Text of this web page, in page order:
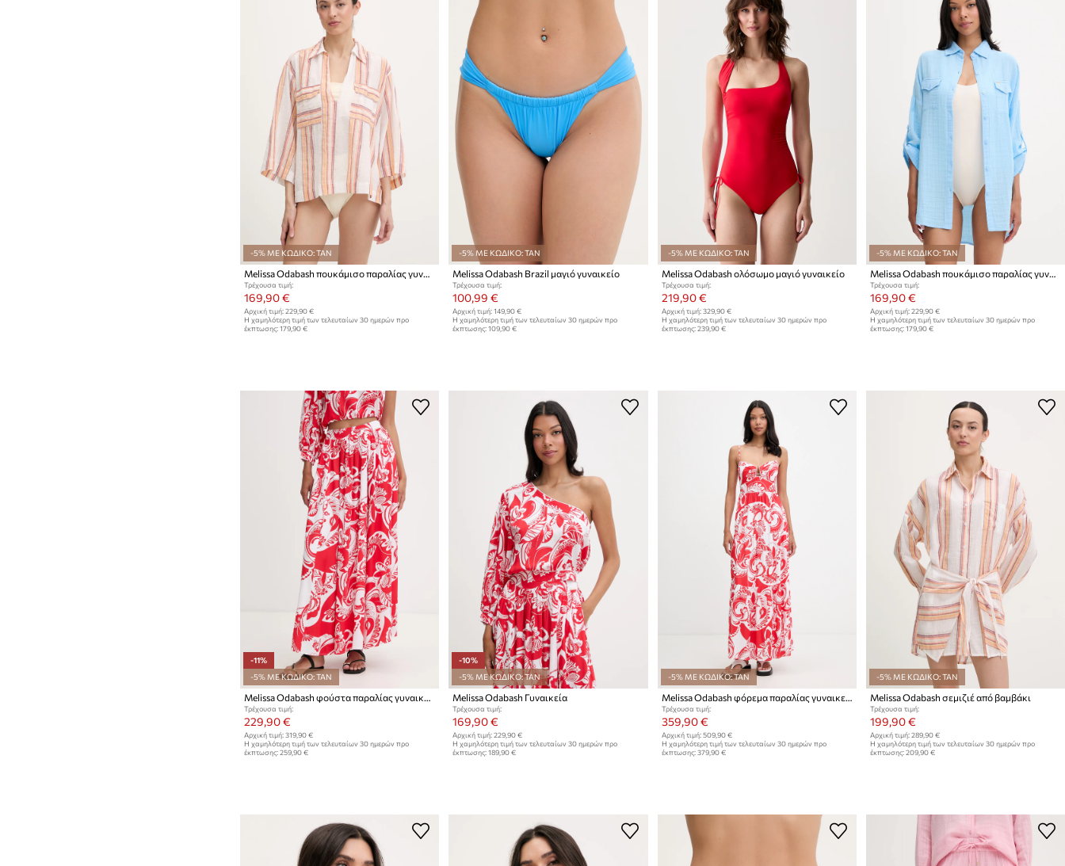
-5% ΜΕ ΚΩΔΙΚΟ: TAN
Τρέχουσα τιμή:
169,90 €
Αρχική τιμή: 229,90 €
Η χαμηλότερη τιμή των τελευταίων 30 ημερών προ
έκπτωσης: 179,90 €
-5% ΜΕ ΚΩΔΙΚΟ: TAN
Melissa Odabash Brazil μαγιό γυναικείο
Τρέχουσα τιμή:
100,99 €
Αρχική τιμή: 149,90 €
Η χαμηλότερη τιμή των τελευταίων 30 ημερών προ
έκπτωσης: 109,90 €
-5% ΜΕ ΚΩΔΙΚΟ: TAN
Melissa Odabash ολόσωμο μαγιό γυναικείο
Τρέχουσα τιμή:
219,90 €
Αρχική τιμή: 329,90 €
Η χαμηλότερη τιμή των τελευταίων 30 ημερών προ
έκπτωσης: 239,90 €
-5% ΜΕ ΚΩΔΙΚΟ: TAN
Melissa Odabash πουκάμισο παραλίας γυναικείο
Τρέχουσα τιμή:
169,90 €
Αρχική τιμή: 229,90 €
Η χαμηλότερη τιμή των τελευταίων 30 ημερών προ
έκπτωσης: 179,90 €
-11%
-5% ΜΕ ΚΩΔΙΚΟ: TAN
Melissa Odabash φούστα παραλίας γυναικεία
Τρέχουσα τιμή:
229,90 €
Αρχική τιμή: 319,90 €
Η χαμηλότερη τιμή των τελευταίων 30 ημερών προ
έκπτωσης: 259,90 €
-10%
-5% ΜΕ ΚΩΔΙΚΟ: TAN
Melissa Odabash Γυναικεία
Τρέχουσα τιμή:
169,90 €
Αρχική τιμή: 229,90 €
Η χαμηλότερη τιμή των τελευταίων 30 ημερών προ
έκπτωσης: 189,90 €
-5% ΜΕ ΚΩΔΙΚΟ: TAN
Melissa Odabash φόρεμα παραλίας γυναικείο
Τρέχουσα τιμή:
359,90 €
Αρχική τιμή: 509,90 €
Η χαμηλότερη τιμή των τελευταίων 30 ημερών προ
έκπτωσης: 379,90 €
-5% ΜΕ ΚΩΔΙΚΟ: TAN
Melissa Odabash σεμιζιέ από βαμβάκι
Τρέχουσα τιμή:
199,90 €
Αρχική τιμή: 289,90 €
Η χαμηλότερη τιμή των τελευταίων 30 ημερών προ
έκπτωσης: 209,90 €